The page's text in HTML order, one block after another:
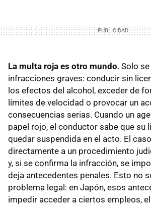
La multa roja es otro mundo. Solo
infracciones graves: conducir sin
los efectos del alcohol, exceder de
límites de velocidad o provocar un
consecuencias serias. Cuando un
papel rojo, el conductor sabe que su
quedar suspendida en el acto. El
directamente a un procedimiento
y, si se confirma la infracción, se
deja antecedentes penales. Esto no
problema legal: en Japón, esos
impedir acceder a ciertos empleos,